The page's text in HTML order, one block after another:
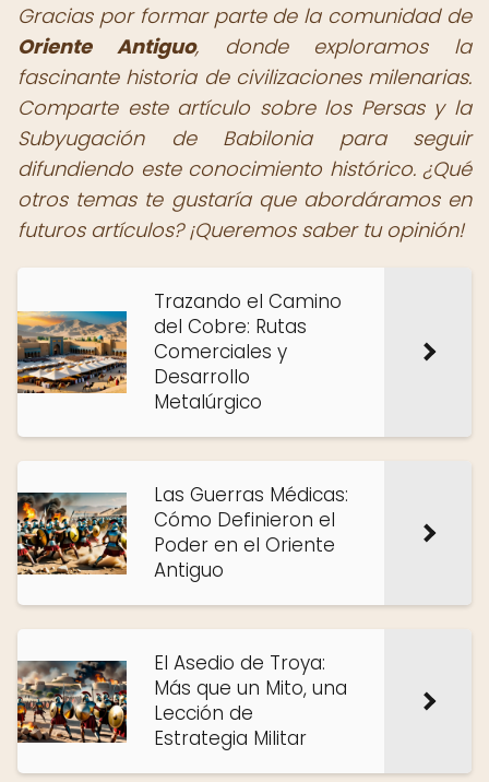
Gracias por formar parte de la comunidad de
Oriente Antiguo, donde exploramos la
fascinante historia de civilizaciones milenarias.
Comparte este artículo sobre los Persas y la
Subyugación de Babilonia para seguir
difundiendo este conocimiento histórico. ¿Qué
otros temas te gustaría que abordáramos en
futuros artículos? ¡Queremos saber tu opinión!
Trazando el Camino
del Cobre: Rutas
Comerciales y
Desarrollo
Metalúrgico
Las Guerras Médicas:
Cómo Definieron el
Poder en el Oriente
Antiguo
El Asedio de Troya:
Más que un Mito, una
Lección de
Estrategia Militar